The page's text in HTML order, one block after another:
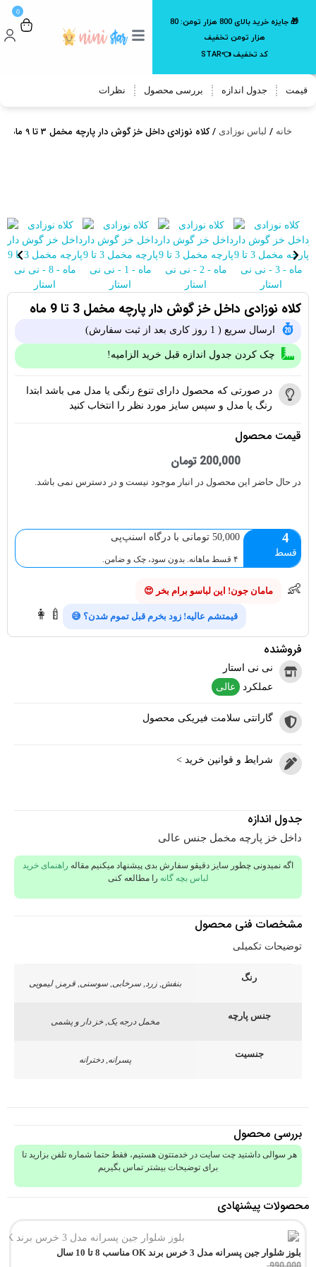
🎁 جایزه خرید بالای 800 هزار تومن:
80
هزار تومن تخفیف
کد تخفیف 👈STAR
0
قیمت جدول اندازه بررسی محصول نظرات
خانه / لباس نوزادی / کلاه نوزادی داخل خز گوش دار پارچه مخمل 3 تا 9 ماه
فروشنده
نی نی استار
عملکرد
عالی
گارانتی سلامت فیریکی محصول
شرایط و قوانین خرید >
کلاه نوزادی داخل خز گوش دار پارچه مخمل 3 تا 9 ماه
ارسال سریع ( 1 روز کاری بعد از ثبت سفارش)
چک کردن جدول اندازه قبل خرید الزامیه!
در صورتی که محصول دارای تنوع رنگی یا مدل می باشد ابتدا
رنگ یا مدل و سپس سایز مورد نظر را انتخاب کنید
قیمت محصول
200,000 تومان
در حال حاضر این محصول در انبار موجود نیست و در دسترس نمی باشد.
4
قسط
50,000 تومانی با درگاه اسنپ‌پی
۴ قسط ماهانه. بدون سود، چک و ضامن.
👶 مامان جون! این لباسو برام بخر 😍
👩‍🍼 قیمتشم عالیه! زود بخرم قبل تموم شدن؟ 😅
جدول اندازه
داخل خز پارچه مخمل جنس عالی
اگه نمیدونی چطور سایز دقیقو سفارش بدی پیشنهاد میکنیم مقاله راهنمای خرید
لباس بچه گانه را مطالعه کنی
مشخصات فنی محصول
توضیحات تکمیلی
رنگ
بنفش, زرد, سرخابی, سوسنی, قرمز, لیمویی
جنس پارچه
مخمل درجه یک, خز دار و پشمی
جنسیت
پسرانه, دخترانه
بررسی محصول
هر سوالی داشتید چت سایت در خدمتتون هستیم، فقط حتما شماره تلفن بزارید تا
برای توضیحات بیشتر تماس بگیریم
محصولات پیشنهادی
بلوز شلوار جین پسرانه مدل 3 خرس برند OK مناسب 8 تا 10 سال